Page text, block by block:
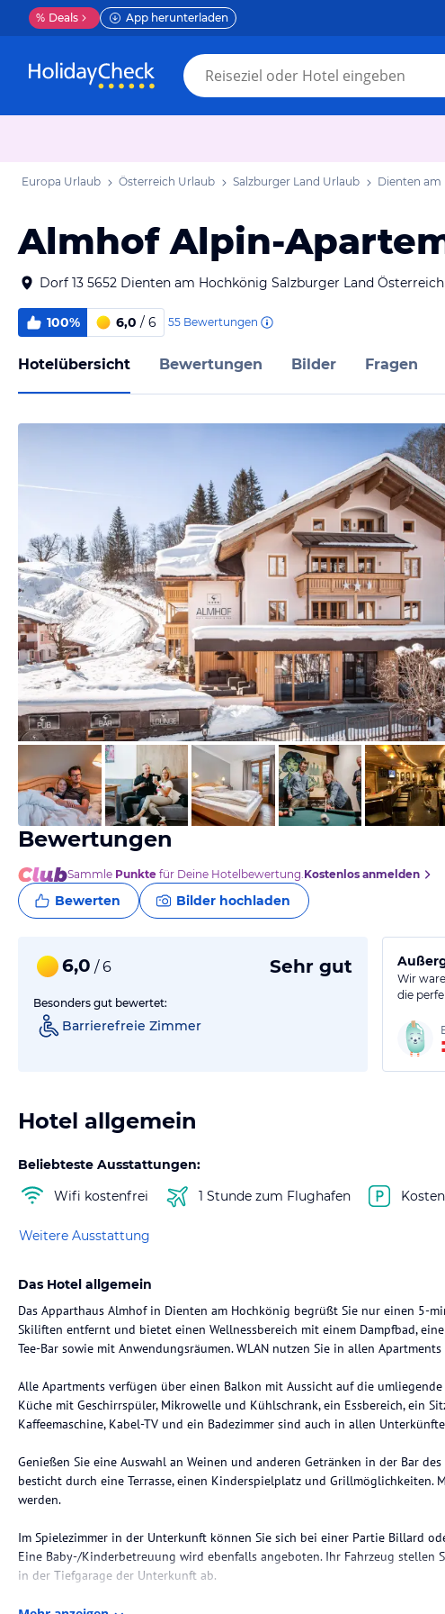
% Deals App herunterladen
Europa Urlaub Österreich Urlaub Salzburger Land Urlaub Dienten
Almhof Alpin-
Dorf 13 5652 Dienten am Hochkönig Salzburger Land Österreich
100% 6,0 / 6 55 Bewertungen
Hotelübersicht Bewertungen Bilder Fragen
vom Hotelier, Februar 2023
Bewertungen
Sammle Punkte für Deine Hotelbewertung.Kostenlos anmelden
Bewerten Bilder hochladen
6,0 / 6 Sehr gut
Besonders gut bewertet:
Barrierefreie Zimmer
Wir
die
Hotel allgemein
Beliebteste Ausstattungen:
Wifi kostenfrei
1 Stunde zum Flughafen
Weitere Ausstattung
Das Hotel allgemein
Das Apparthaus Almhof in Dienten am Hochkönig begrüßt Sie nur einen 5-
Skiliften entfernt und bietet einen Wellnessbereich mit einem Dampfbad,
Tee-Bar sowie mit Anwendungsräumen. WLAN nutzen Sie in allen
Alle Apartments verfügen über einen Balkon mit Aussicht auf die
Küche mit Geschirrspüler, Mikrowelle und Kühlschrank, ein Essbereich, ein
Kaffeemaschine, Kabel-TV und ein Badezimmer sind auch in allen
Genießen Sie eine Auswahl an Weinen und anderen Getränken in der Bar
besticht durch eine Terrasse, einen Kinderspielplatz und Grillmöglichkeiten.
werden.
Im Spielezimmer in der Unterkunft können Sie sich bei einer Partie Billard
Eine Baby-/Kinderbetreuung wird ebenfalls angeboten. Ihr Fahrzeug stellen
in der Tiefgarage der Unterkunft ab.